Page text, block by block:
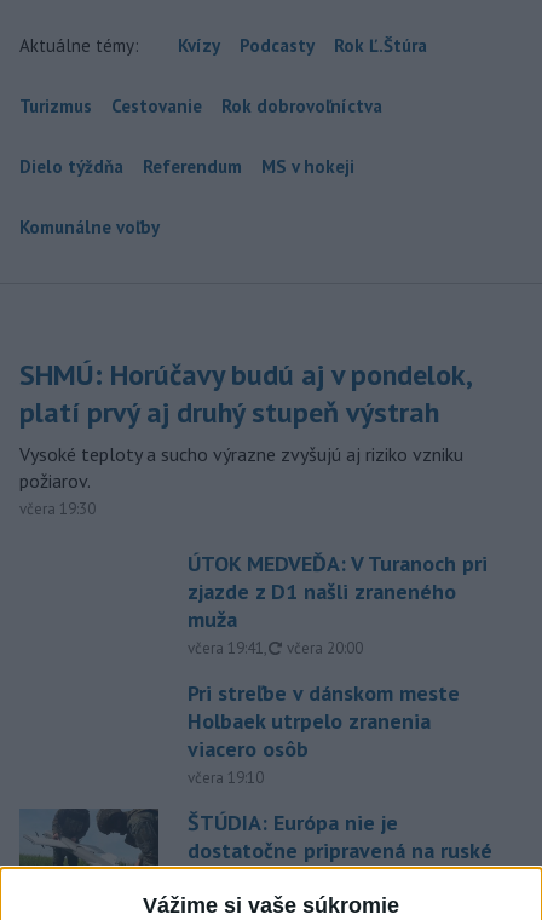
Vážime si vaše súkromie
Aktuálne témy: Kvízy Podcasty Rok Ľ.Štúra
Turizmus Cestovanie Rok dobrovoľníctva
Dielo týždňa Referendum MS v hokeji
Komunálne voľby
SHMÚ: Horúčavy budú aj v pondelok,
platí prvý aj druhý stupeň výstrah
Vysoké teploty a sucho výrazne zvyšujú aj riziko vzniku
požiarov.
včera 19:30
ÚTOK MEDVEĎA: V Turanoch pri
zjazde z D1 našli zraneného
muža
včera 19:41, aktualizované
včera 20:00
Pri streľbe v dánskom meste
Holbaek utrpelo zranenia
viacero osôb
včera 19:10
ŠTÚDIA: Európa nie je
dostatočne pripravená na ruské
dronové útoky
včera 17:15